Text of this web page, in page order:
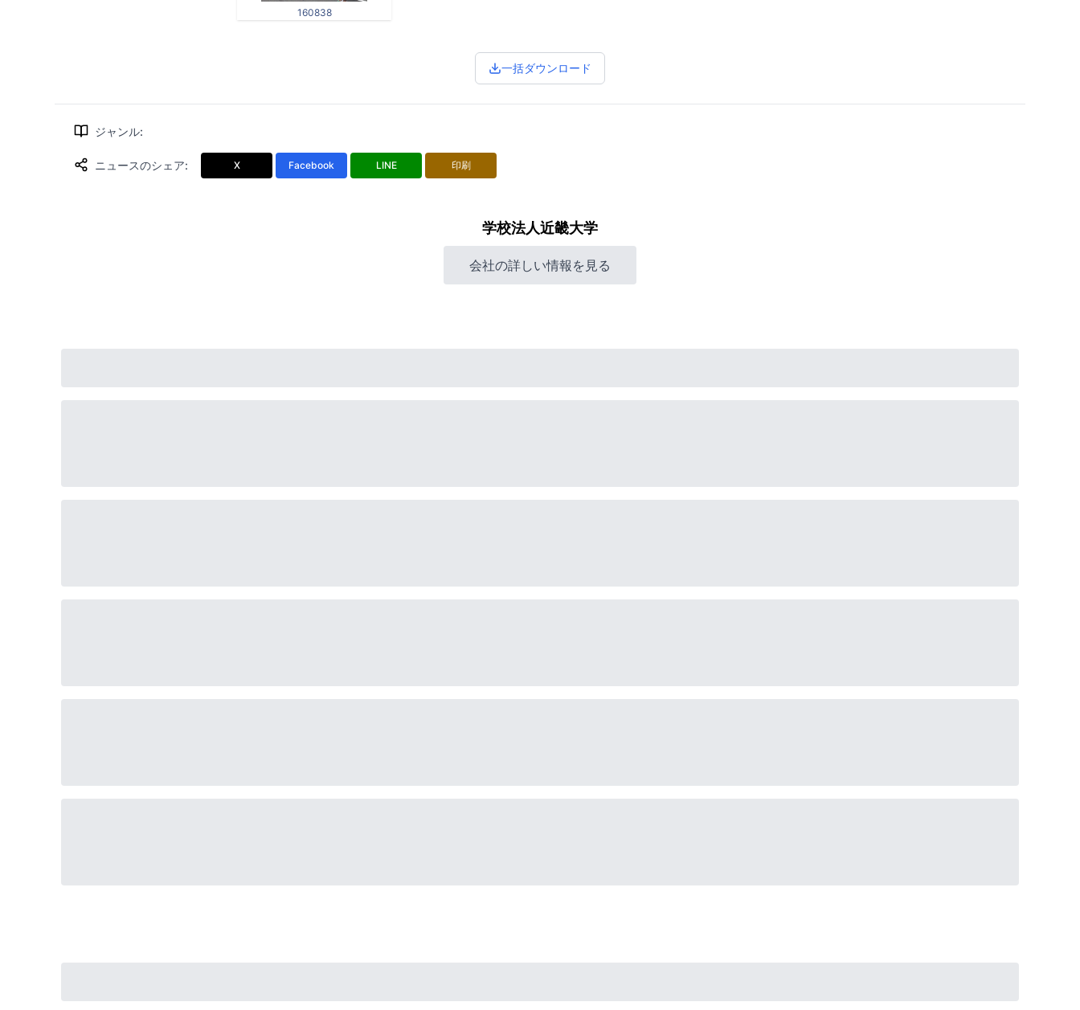
160838
一括ダウンロード
ジャンル:
ニュースのシェア: X Facebook LINE 印刷
学校法人近畿大学
会社の詳しい情報を見る